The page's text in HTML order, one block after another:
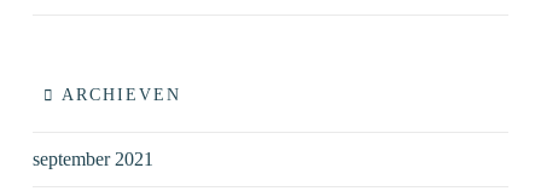
ARCHIEVEN
september 2021